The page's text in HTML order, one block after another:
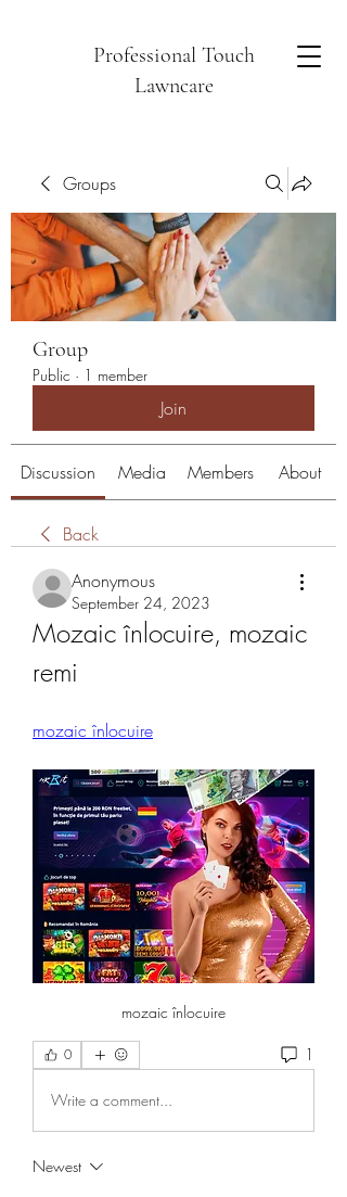
Professional Touch
Lawncare
Groups
Group
Public · 1 member
Join
Discussion Media Members About
Back
Anonymous
September 24, 2023
Mozaic înlocuire, mozaic
remi
mozaic înlocuire
mozaic înlocuire
0 1
Write a comment...
Newest